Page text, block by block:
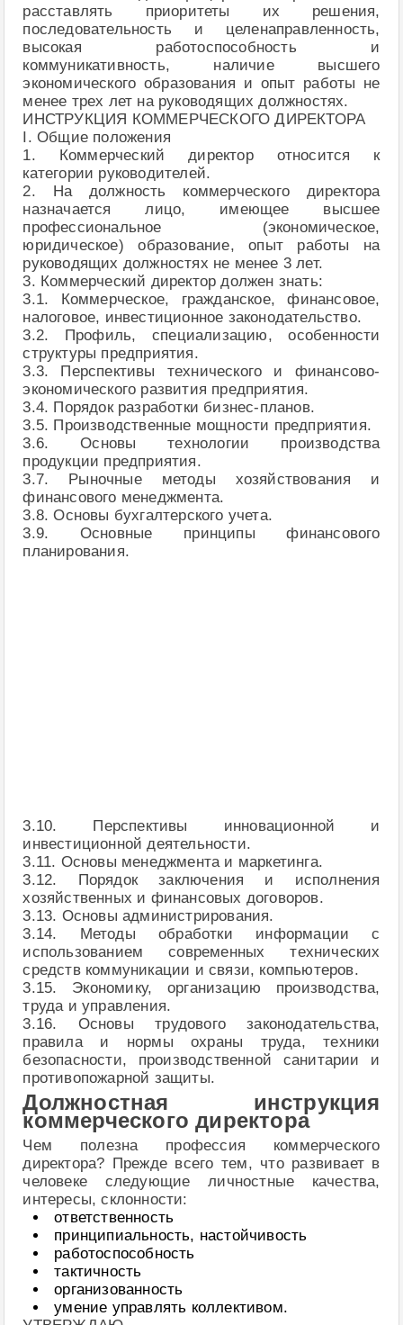
расставлять приоритеты их решения,
последовательность и целенаправленность,
высокая работоспособность и
коммуникативность, наличие высшего
экономического образования и опыт работы не
менее трех лет на руководящих должностях.
ИНСТРУКЦИЯ КОММЕРЧЕСКОГО ДИРЕКТОРА
I. Общие положения
1. Коммерческий директор относится к
категории руководителей.
2. На должность коммерческого директора
назначается лицо, имеющее высшее
профессиональное (экономическое,
юридическое) образование, опыт работы на
руководящих должностях не менее 3 лет.
3. Коммерческий директор должен знать:
3.1. Коммерческое, гражданское, финансовое,
налоговое, инвестиционное законодательство.
3.2. Профиль, специализацию, особенности
структуры предприятия.
3.3. Перспективы технического и финансово-
экономического развития предприятия.
3.4. Порядок разработки бизнес-планов.
3.5. Производственные мощности предприятия.
3.6. Основы технологии производства
продукции предприятия.
3.7. Рыночные методы хозяйствования и
финансового менеджмента.
3.8. Основы бухгалтерского учета.
3.9. Основные принципы финансового
планирования.
3.10. Перспективы инновационной и
инвестиционной деятельности.
3.11. Основы менеджмента и маркетинга.
3.12. Порядок заключения и исполнения
хозяйственных и финансовых договоров.
3.13. Основы администрирования.
3.14. Методы обработки информации с
использованием современных технических
средств коммуникации и связи, компьютеров.
3.15. Экономику, организацию производства,
труда и управления.
3.16. Основы трудового законодательства,
правила и нормы охраны труда, техники
безопасности, производственной санитарии и
противопожарной защиты.
Должностная инструкция
коммерческого директора
Чем полезна профессия коммерческого
директора? Прежде всего тем, что развивает в
человеке следующие личностные качества,
интересы, склонности:
ответственность
принципиальность, настойчивость
работоспособность
тактичность
организованность
умение управлять коллективом.